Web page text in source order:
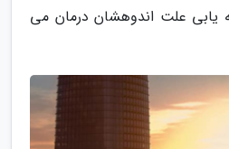
یابی علت اندوهشان درمان می